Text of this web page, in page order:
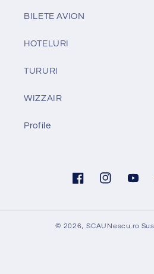
BILETE AVION
HOTELURI
TURURI
WIZZAIR
Profile
FacebookInstagram
© 2026,SCAUNescu.ro